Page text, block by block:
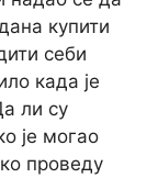
купити
себи
када је
ли су
је могао
проведу